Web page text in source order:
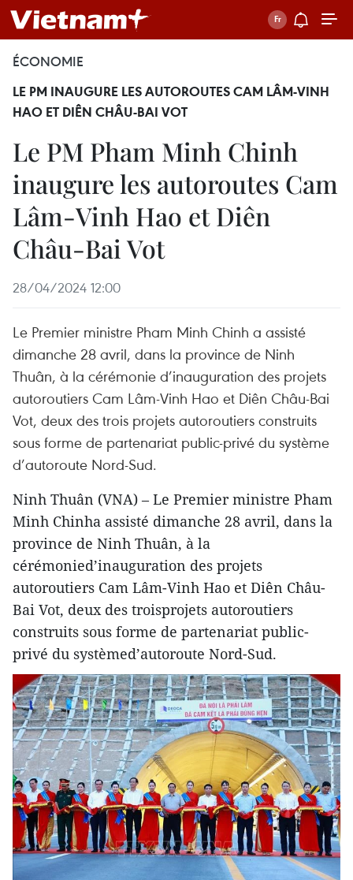
ÉCONOMIE
LE PM INAUGURE LES AUTOROUTES CAM LÂM-VINH
HAO ET DIÊN CHÂU-BAI VOT
Le PM Pham Minh Chinh
inaugure les autoroutes Cam
Lâm-Vinh Hao et Diên
Châu-Bai Vot
28/04/2024 12:00
Le Premier ministre Pham Minh Chinh a assisté
dimanche 28 avril, dans la province de Ninh
Thuân, à la cérémonie d’inauguration des projets
autoroutiers Cam Lâm-Vinh Hao et Diên Châu-Bai
Vot, deux des trois projets autoroutiers construits
sous forme de partenariat public-privé du système
d’autoroute Nord-Sud.
Ninh Thuân (VNA) – Le Premier ministre Pham
Minh Chinha assisté dimanche 28 avril, dans la
province de Ninh Thuân, à la
cérémonied’inauguration des projets
autoroutiers Cam Lâm-Vinh Hao et Diên Châu-
Bai Vot, deux des troisprojets autoroutiers
construits sous forme de partenariat public-
privé du systèmed’autoroute Nord-Sud.